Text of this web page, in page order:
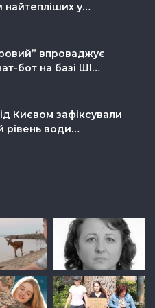
найтепліших у…
впроваджує
бот на базі ШІ…
Києвом зафіксували
рівень води…